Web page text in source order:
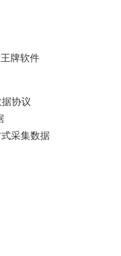
牌软件
协议
式采集数据